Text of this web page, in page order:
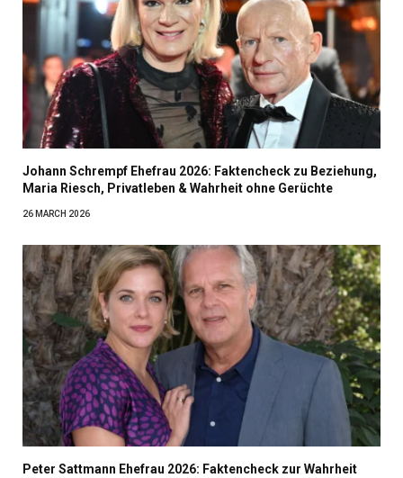
Johann Schrempf Ehefrau 2026: Faktencheck zu Beziehung,
Maria Riesch, Privatleben & Wahrheit ohne Gerüchte
26 MARCH 2026
Peter Sattmann Ehefrau 2026: Faktencheck zur Wahrheit